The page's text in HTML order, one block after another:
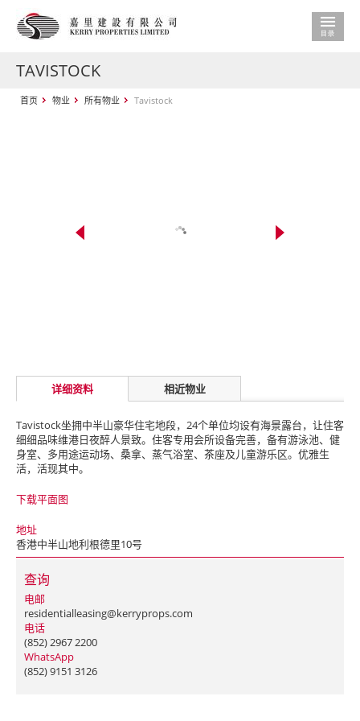
TAVISTOCK
首页 物业 所有物业 Tavistock
详细资料 相近物业
Tavistock坐拥中半山豪华住宅地段，24个单位均设有海景露台，让住客
细细品味维港日夜醉人景致。住客专用会所设备完善，备有游泳池、健
身室、多用途运动场、桑拿、蒸气浴室、茶座及儿童游乐区。优雅生
活，活现其中。
下载平面图
地址
香港中半山地利根德里10号
查询
电邮
residentialleasing@kerryprops.com
电话
(852) 2967 2200
WhatsApp
(852) 9151 3126